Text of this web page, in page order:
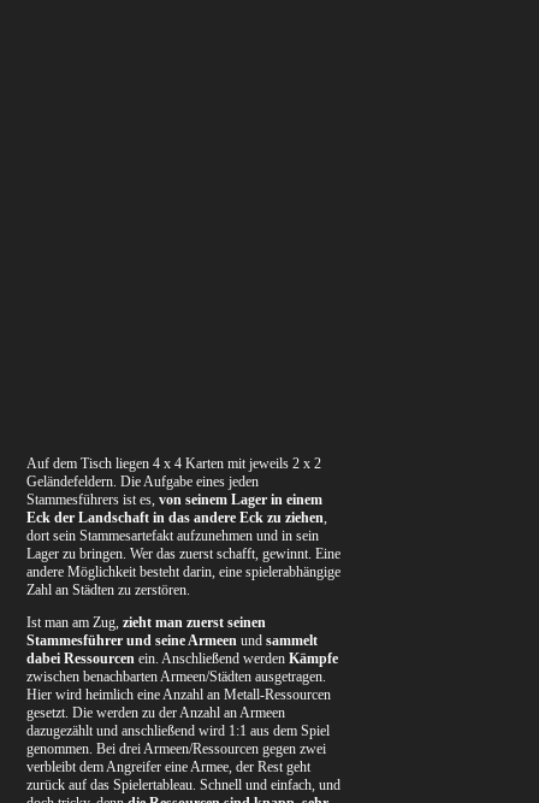
Auf dem Tisch liegen 4 x 4 Karten mit jeweils 2 x 2
Geländefeldern. Die Aufgabe eines jeden
Stammesführers ist es,von seinem Lager in einem
Eck der Landschaft in das andere Eck zu ziehen,
dort sein Stammesartefakt aufzunehmen und in sein
Lager zu bringen. Wer das zuerst schafft, gewinnt. Eine
andere Möglichkeit besteht darin, eine spielerabhängige
Zahl an Städten zu zerstören.
Ist man am Zug, zieht man zuerst seinen
Stammesführer und seine Armeen undsammelt
dabei Ressourcen ein. Anschließend werdenKämpfe
zwischen benachbarten Armeen/Städten ausgetragen.
Hier wird heimlich eine Anzahl an Metall-Ressourcen
gesetzt. Die werden zu der Anzahl an Armeen
dazugezählt und anschließend wird 1:1 aus dem Spiel
genommen. Bei drei Armeen/Ressourcen gegen zwei
verbleibt dem Angreifer eine Armee, der Rest geht
zurück auf das Spielertableau. Schnell und einfach, und